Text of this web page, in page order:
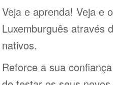
Veja e aprenda! Veja e
Luxemburguês através
nativos.
Reforce a sua